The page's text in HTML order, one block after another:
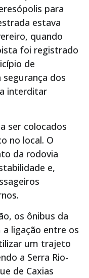
para
estava
quando
foi registrado
de
dos
interditar
ser colocados
no local. O
da rodovia
e,
os ônibus da
ligação entre os
um trajeto
a Serra Rio-
de Caxias